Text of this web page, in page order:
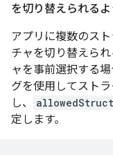
を切り替えられる
アプリに複数のス
チャを切り替えら
ャを事前選択する場
グを使用してスト
し、
定します。